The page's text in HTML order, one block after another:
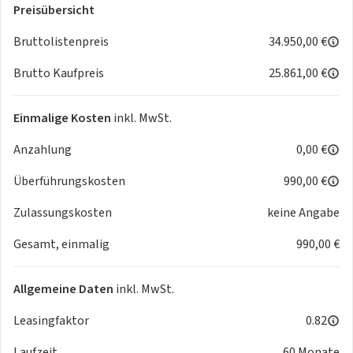
erhältlich.
Velours, Verbandskasten, Warndreieck, Warnweste,
Außenreinigung), Vorabsendung Zulassungsunterlagen,
Fahrzeug-Standort: Deutschland -
77855 Achern, Von-Drais-
Vertragshändlermit mehrfach ausgezeichneten
- Wir verbinden das Beste aus
klassischem Vertragshandel
Preisübersicht
Bruttolistenpreis
34.950,00 €
Brutto Kaufpreis
25.861,00 €
Einmalige Kosten inkl. MwSt.
Anzahlung
0,00 €
Überführungskosten
990,00 €
Zulassungskosten
keine Angabe
Gesamt, einmalig
990,00 €
Allgemeine Daten inkl. MwSt.
Leasingfaktor
0.82